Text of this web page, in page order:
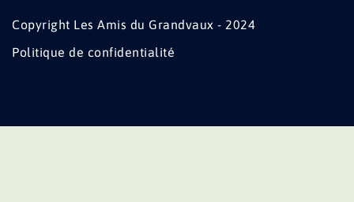
Copyright Les Amis du Grandvaux - 2024
Politique de confidentialité